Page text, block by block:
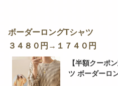
ボーダーロングTシャツ
３４８０円→１７４０円
【半額クーポ
ツ ボーダーロ